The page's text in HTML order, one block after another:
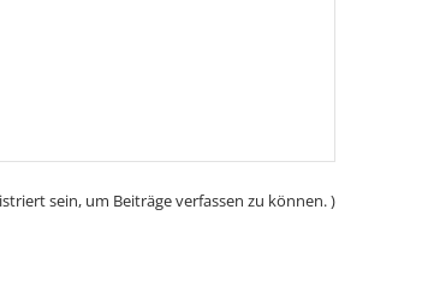
sein, um Beiträge verfassen zu können. )